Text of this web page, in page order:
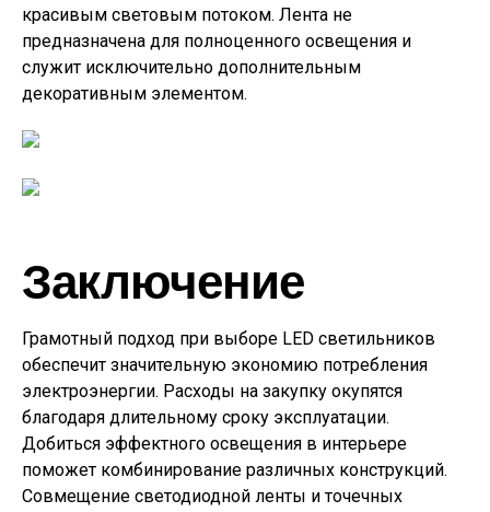
красивым световым потоком. Лента не
предназначена для полноценного освещения и
служит исключительно дополнительным
декоративным элементом.
Заключение
Грамотный подход при выборе LED светильников
обеспечит значительную экономию потребления
электроэнергии. Расходы на закупку окупятся
благодаря длительному сроку эксплуатации.
Добиться эффектного освещения в интерьере
поможет комбинирование различных конструкций.
Совмещение светодиодной ленты и точечных